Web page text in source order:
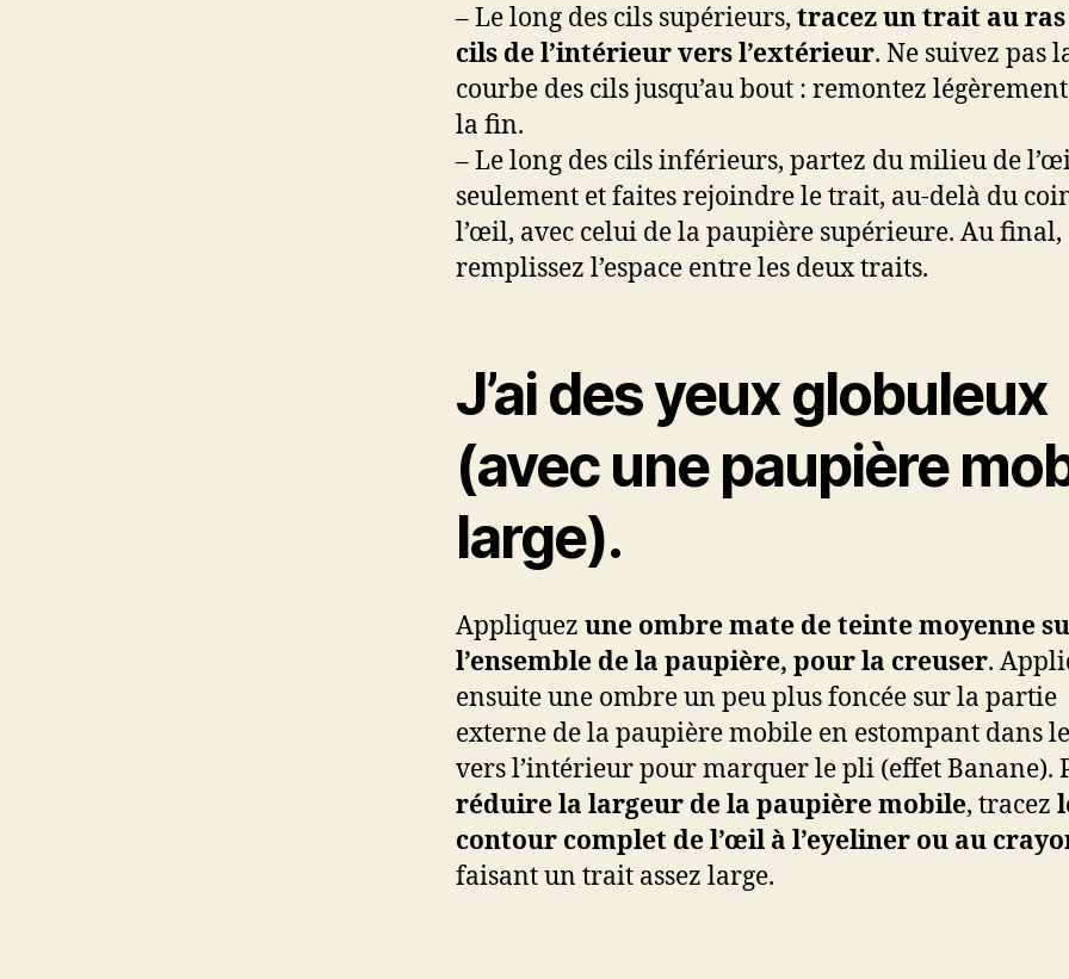
– Le long des cils supérieurs, tracez un trait au ras
cils de l’intérieur vers l’extérieur. Ne suivez pas
courbe des cils jusqu’au bout : remontez
la fin.
– Le long des cils inférieurs, partez du milieu de
seulement et faites rejoindre le trait, au-delà du
l’œil, avec celui de la paupière supérieure. Au final,
remplissez l’espace entre les deux traits.
J’ai des yeux globuleux
(avec une paupière
large).
Appliquez une ombre mate de teinte moyenne
l’ensemble de la paupière, pour la creuser.
ensuite une ombre un peu plus foncée sur la partie
externe de la paupière mobile en estompant dans
vers l’intérieur pour marquer le pli (effet Banane).
réduire la largeur de la paupière mobile, tracez
contour complet de l’œil à l’eyeliner ou au
faisant un trait assez large.